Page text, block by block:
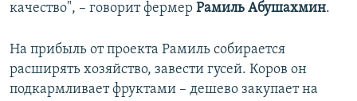
качество", – говорит фермер Рамиль Абушахмин.
На прибыль от проекта Рамиль собирается
расширять хозяйство, завести гусей. Коров он
подкармливает фруктами – дешево закупает на